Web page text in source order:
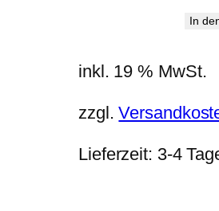
In
inkl. 19 % MwSt.
zzgl.
Lieferzeit: 3-4